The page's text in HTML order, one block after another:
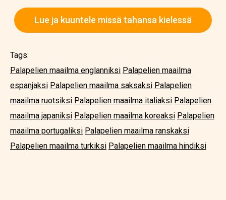
Lue ja kuuntele missä tahansa kielessä
Tags:
Palapelien maailma englanniksi Palapelien maailma
espanjaksi Palapelien maailma saksaksi Palapelien
maailma ruotsiksi Palapelien maailma italiaksi Palapelien
maailma japaniksi Palapelien maailma koreaksi Palapelien
maailma portugaliksi Palapelien maailma ranskaksi
Palapelien maailma turkiksi Palapelien maailma hindiksi